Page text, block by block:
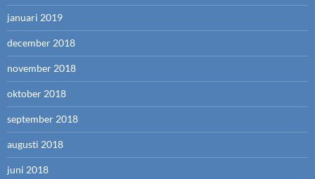
januari 2019
december 2018
november 2018
oktober 2018
september 2018
augusti 2018
juni 2018